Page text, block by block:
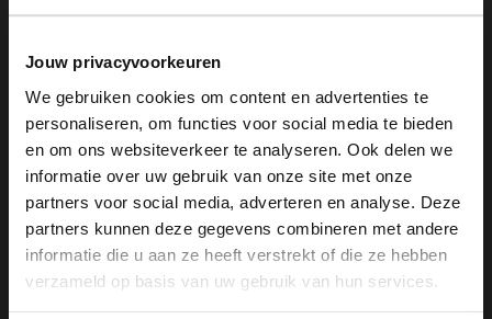
Jouw privacyvoorkeuren
We gebruiken cookies om content en advertenties te
personaliseren, om functies voor social media te bieden
en om ons websiteverkeer te analyseren. Ook delen we
informatie over uw gebruik van onze site met onze
partners voor social media, adverteren en analyse. Deze
partners kunnen deze gegevens combineren met andere
informatie die u aan ze heeft verstrekt of die ze hebben
verzameld op basis van uw gebruik van hun services.
Produktbeschreibung
Braune Lackleder-Loafer mit Schleife der
Marke Manfield. Die Loafer haben eine
eckige Kappe und einen 1 cm hohen
Absatz. Als Schuhpflege empfehlen wir
×
View this website in English?
It looks like your language isn't Dutch. Would
you like to switch to English?